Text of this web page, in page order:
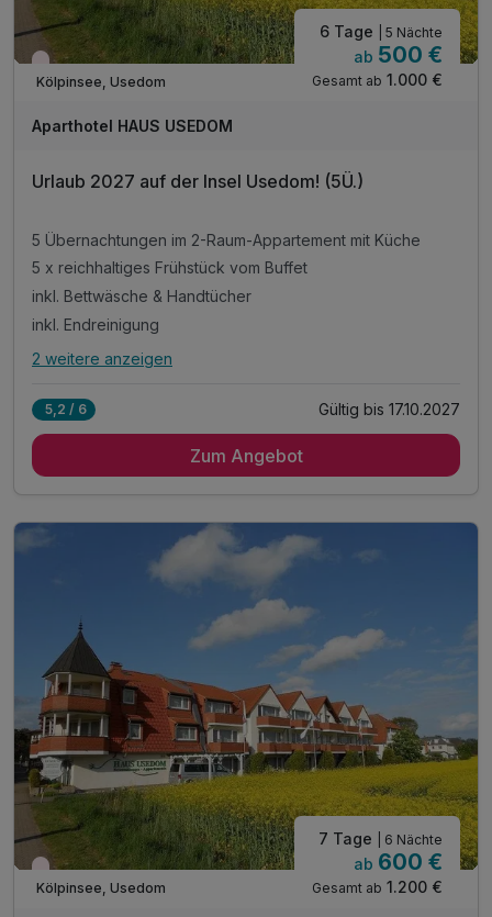
Wieder frei ab März
Kölpinsee, Usedom
6 Tage | 5 Nächte
ab 500 €
Gesamt ab 1.000 €
Aparthotel HAUS USEDOM
Urlaub 2027 auf der Insel Usedom! (5Ü.)
5 Übernachtungen im 2-Raum-Appartement mit Küche
5 x reichhaltiges Frühstück vom Buffet
inkl. Bettwäsche & Handtücher
inkl. Endreinigung
Alle Inklusivleistungen
5 x reichhaltiges Frühstück vom Buffet
inkl. Gas/Wasser/Strom
2 weitere anzeigen
5,2 / 6 Gültig bis 17.10.2027
Zum Angebot
Wieder frei ab März
Kölpinsee, Usedom
7 Tage | 6 Nächte
ab 600 €
Gesamt ab 1.200 €